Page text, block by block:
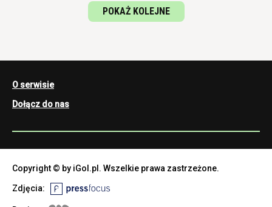
POKAŻ KOLEJNE
O serwisie
Dołącz do nas
Copyright © by iGol.pl. Wszelkie prawa zastrzeżone.
Zdjęcia: